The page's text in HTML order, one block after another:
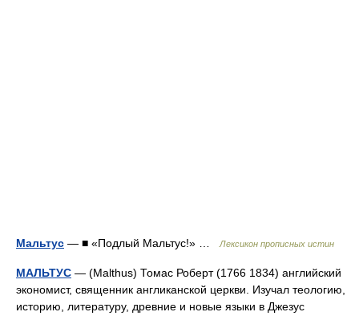
Мальтус — ■ «Подлый Мальтус!» … Лексикон прописных истин
МАЛЬТУС — (Malthus) Томас Роберт (1766 1834) английский
экономист, священник англиканской церкви. Изучал теологию,
историю, литературу, древние и новые языки в Джезус